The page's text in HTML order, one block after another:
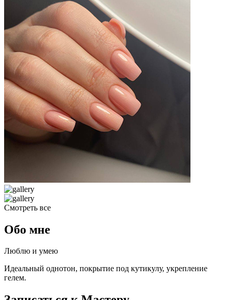
Смотреть все
Обо мне
Люблю и умею
Идеальный однотон, покрытие под кутикулу, укрепление
гелем.